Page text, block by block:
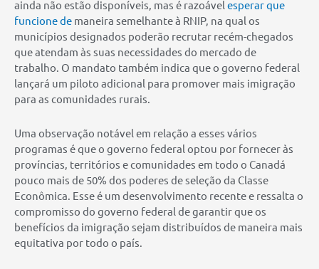
ainda não estão disponíveis, mas é razoável esperar que
funcione de maneira semelhante à RNIP, na qual os
municípios designados poderão recrutar recém-chegados
que atendam às suas necessidades do mercado de
trabalho. O mandato também indica que o governo federal
lançará um piloto adicional para promover mais imigração
para as comunidades rurais.
Uma observação notável em relação a esses vários
programas é que o governo federal optou por fornecer às
províncias, territórios e comunidades em todo o Canadá
pouco mais de 50% dos poderes de seleção da Classe
Econômica. Esse é um desenvolvimento recente e ressalta o
compromisso do governo federal de garantir que os
benefícios da imigração sejam distribuídos de maneira mais
equitativa por todo o país.